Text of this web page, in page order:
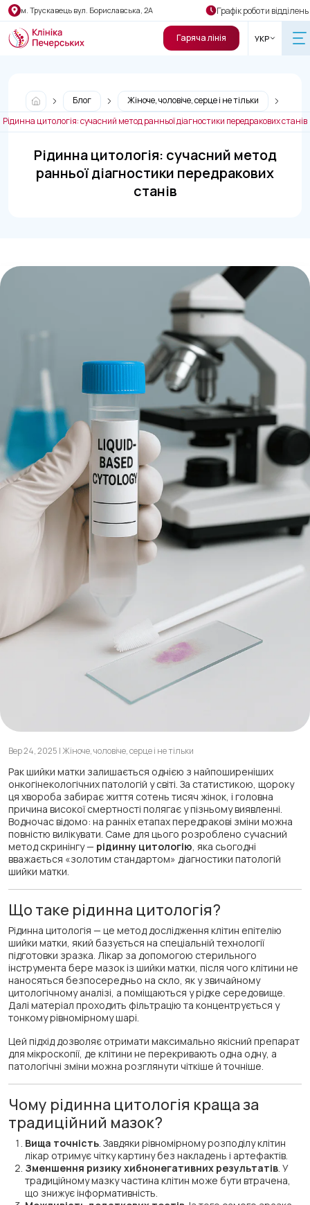
м. Трускавець вул. Бориславська, 2А Графік роботи відділень
Гаряча лінія УКР
Блог
Жіноче, чоловіче, серце і не тільки
Рідинна цитологія: сучасний метод ранньої діагностики передракових станів
Рідинна цитологія: сучасний метод
ранньої діагностики передракових
станів
Вер 24, 2025 | Жіноче, чоловіче, серце і не тільки
Рак шийки матки залишається однією з найпоширеніших
онкогінекологічних патологій у світі. За статистикою, щороку
ця хвороба забирає життя сотень тисяч жінок, і головна
причина високої смертності полягає у пізньому виявленні.
Водночас відомо: на ранніх етапах передракові зміни можна
повністю вилікувати. Саме для цього розроблено сучасний
метод скринінгу — рідинну цитологію , яка сьогодні
вважається «золотим стандартом» діагностики патологій
шийки матки.
Що таке рідинна цитологія?
Рідинна цитологія — це метод дослідження клітин епітелію
шийки матки, який базується на спеціальній технології
підготовки зразка. Лікар за допомогою стерильного
інструмента бере мазок із шийки матки, після чого клітини не
наносяться безпосередньо на скло, як у звичайному
цитологічному аналізі, а поміщаються у рідке середовище.
Далі матеріал проходить фільтрацію та концентрується у
тонкому рівномірному шарі.
Цей підхід дозволяє отримати максимально якісний препарат
для мікроскопії, де клітини не перекривають одна одну, а
патологічні зміни можна розглянути чіткіше й точніше.
Чому рідинна цитологія краща за
традиційний мазок?
Вища точність . Завдяки рівномірному розподілу клітин
лікар отримує чітку картину без накладень і артефактів.
Зменшення ризику хибнонегативних результатів . У
традиційному мазку частина клітин може бути втрачена,
що знижує інформативність.